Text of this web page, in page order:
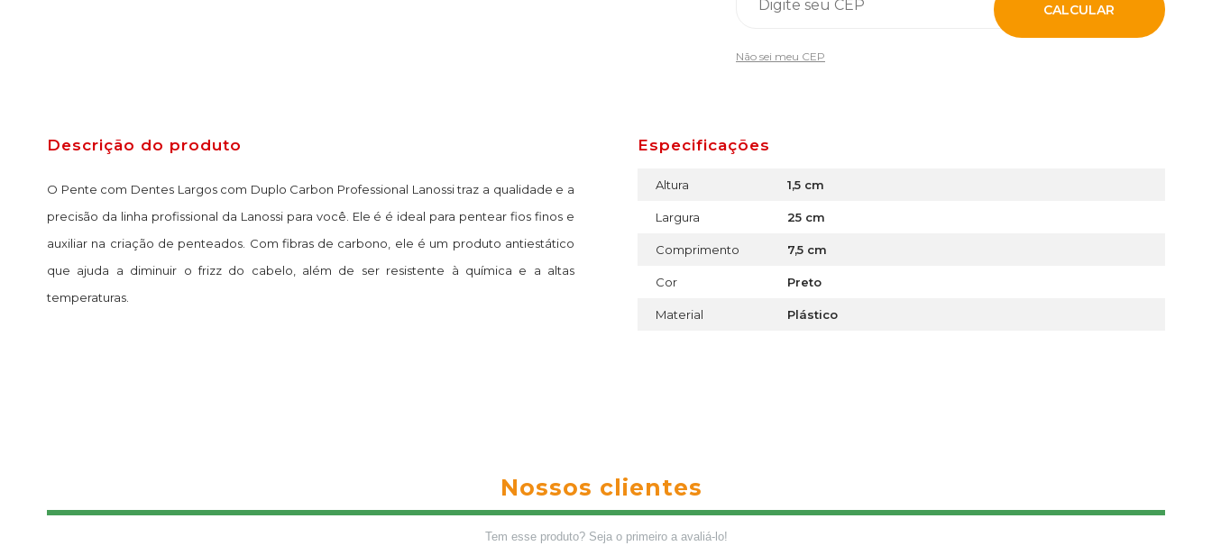
CALCULAR
Não sei meu CEP
Descrição do produto
O Pente com Dentes Largos com Duplo Carbon Professional Lanossi traz a qualidade e a
precisão da linha profissional da Lanossi para você. Ele é é ideal para pentear fios finos e
auxiliar na criação de penteados. Com fibras de carbono, ele é um produto antiestático
que ajuda a diminuir o frizz do cabelo, além de ser resistente à química e a altas
temperaturas.
Especificações
Altura 1,5 cm
Largura 25 cm
Comprimento 7,5 cm
Cor Preto
Material Plástico
Nossos clientes
Tem esse produto? Seja o primeiro a avaliá-lo!